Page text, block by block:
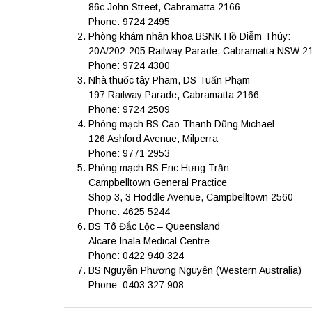
86c John Street, Cabramatta 2166
Phone: 9724 2495
Phòng khám nhãn khoa BSNK Hồ Diễm Thúy:
20A/202-205 Railway Parade, Cabramatta NSW
Phone: 9724 4300
Nhà thuốc tây Pham, DS Tuấn Phạm
197 Railway Parade, Cabramatta 2166
Phone: 9724 2509
Phòng mạch BS Cao Thanh Dũng Michael
126 Ashford Avenue, Milperra
Phone: 9771 2953
Phòng mạch BS Eric Hưng Trần
Campbelltown General Practice
Shop 3, 3 Hoddle Avenue, Campbelltown 2560
Phone: 4625 5244
BS Tô Đắc Lộc – Queensland
Alcare Inala Medical Centre
Phone: 0422 940 324
BS Nguyễn Phương Nguyên (Western Australia)
Phone: 0403 327 908